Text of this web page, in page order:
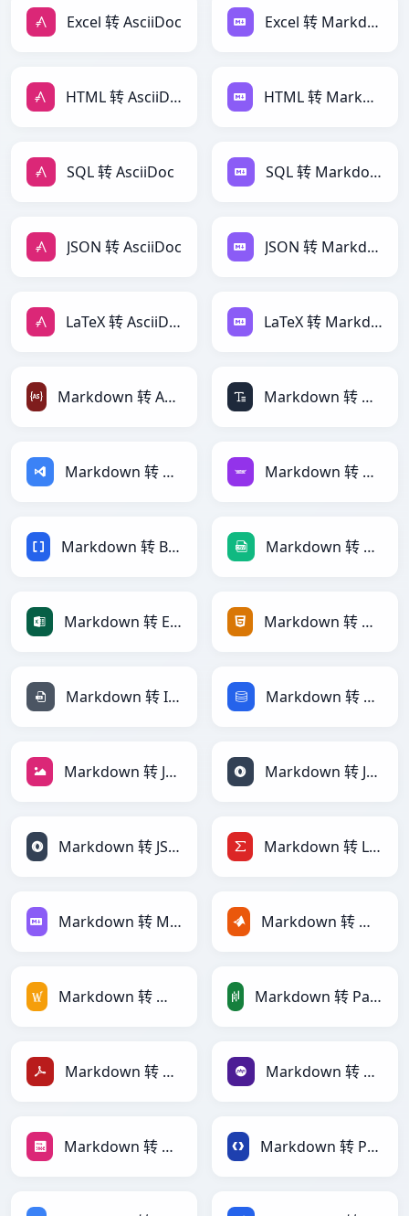
Excel 转 AsciiDoc Excel 转 Markdown
HTML 转 AsciiDoc HTML 转 Markdown
SQL 转 AsciiDoc SQL 转 Markdown
JSON 转 AsciiDoc JSON 转 Markdown
LaTeX 转 AsciiDoc LaTeX 转 Markdown
Markdown 转 ActionScript Markdown 转 ASCII
Markdown 转 ASP Markdown 转 Avro
Markdown 转 BBCode Markdown 转 CSV
Markdown 转 Excel Markdown 转 HTML
Markdown 转 INI Markdown 转 SQL
Markdown 转 JPEG Markdown 转 JSON
Markdown 转 JSONLines Markdown 转 LaTeX
Markdown 转 Markdown Markdown 转 MATLAB
Markdown 转 MediaWiki Markdown 转 PandasDataFrame
Markdown 转 PDF Markdown 转 PHP
Markdown 转 PNG Markdown 转 Protobuf